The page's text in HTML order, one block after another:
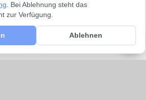
. Bei Ablehnung steht das
zur Verfügung.
Ablehnen